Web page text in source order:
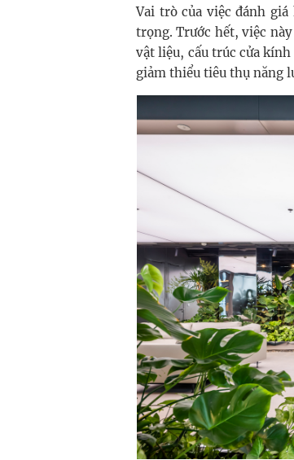
Vai trò của việc đánh
trọng. Trước hết, việc
vật liệu, cấu trúc cửa
giảm thiểu tiêu thụ năng